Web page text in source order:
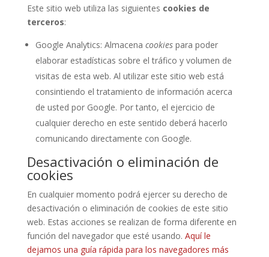
Este sitio web utiliza las siguientes cookies de
terceros:
Google Analytics: Almacena cookiespara poder
elaborar estadísticas sobre el tráfico y volumen de
visitas de esta web. Al utilizar este sitio web está
consintiendo el tratamiento de información acerca
de usted por Google. Por tanto, el ejercicio de
cualquier derecho en este sentido deberá hacerlo
comunicando directamente con Google.
Desactivación o eliminación de
cookies
En cualquier momento podrá ejercer su derecho de
desactivación o eliminación de cookies de este sitio
web. Estas acciones se realizan de forma diferente en
función del navegador que esté usando. Aquí le
dejamos una guía rápida para los navegadores más